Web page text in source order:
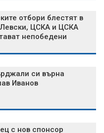
отбори блестят в
Левски, ЦСКА и ЦСКА
непобедени
си върна
Иванов
с нов спонсор